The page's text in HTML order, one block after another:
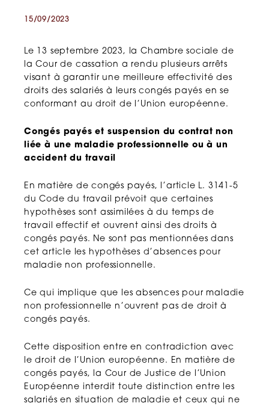
15/09/2023
Le 13 septembre 2023, la Chambre sociale de
la Cour de cassation a rendu plusieurs arrêts
visant à garantir une meilleure effectivité des
droits des salariés à leurs congés payés en se
conformant au droit de l’Union européenne.
Congés payés et suspension du contrat non
liée à une maladie professionnelle ou à un
accident du travail
En matière de congés payés, l’article L. 3141-5
du Code du travail prévoit que certaines
hypothèses sont assimilées à du temps de
travail effectif et ouvrent ainsi des droits à
congés payés. Ne sont pas mentionnées dans
cet article les hypothèses d’absences pour
maladie non professionnelle.
Ce qui implique que les absences pour maladie
non professionnelle n’ouvrent pas de droit à
congés payés.
Cette disposition entre en contradiction avec
le droit de l’Union européenne. En matière de
congés payés, la Cour de Justice de l’Union
Européenne interdit toute distinction entre les
salariés en situation de maladie et ceux qui ne